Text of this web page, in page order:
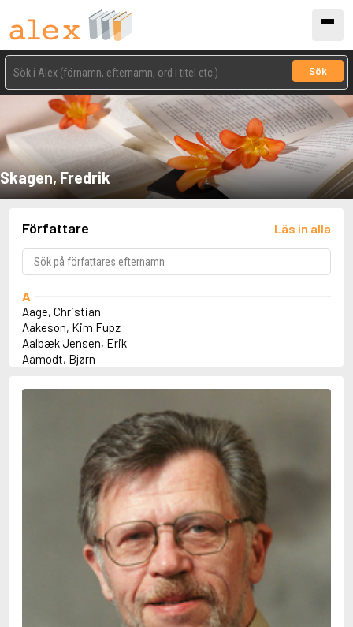
Sök
Skagen, Fredrik
Författare Läs in alla
A
Aage, Christian
Aakeson, Kim Fupz
Aalbæk Jensen, Erik
Aamodt, Bjørn
Abbey, Kieran
Abdel-Fattah, Randa
Abdolah, Kader
Abedi, Isabel
Abgarjan, Narine
Abish, Walter
Aboulela, Leila
Abrahams, Peter (f. 1919)
Abrahams, Peter (f. 1947)
Abrahamson, Emmy